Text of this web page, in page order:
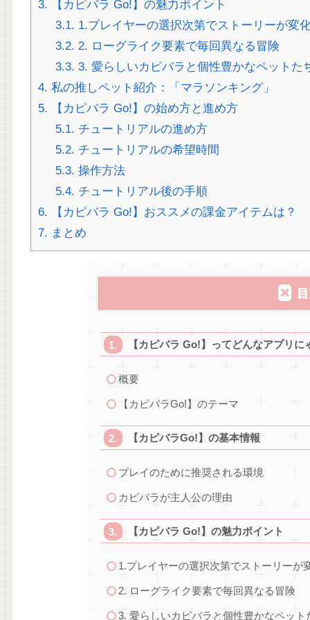
3. 【カピバラ Go!】の魅力ポイント
3.1. 1.プレイヤーの選択次第でストーリーが変
3.2. 2. ローグライク要素で毎回異なる冒険
3.3. 3. 愛らしいカピバラと個性豊かなペットた
4. 私の推しペット紹介：「マラソンキング」
5. 【カピバラ Go!】の始め方と進め方
5.1. チュートリアルの進め方
5.2. チュートリアルの希望時間
5.3. 操作方法
5.4. チュートリアル後の手順
6. 【カピバラ Go!】おススメの課金アイテムは？
7. まとめ
【カピバラ Go!】ってどんなアプリに
概要
【カピバラGo!】のテーマ
【カピバラGo!】の基本情報
プレイのために推奨される環境
カピバラが主人公の理由
【カピバラ Go!】の魅力ポイント
1.プレイヤーの選択次第でストーリーが
2. ローグライク要素で毎回異なる冒険
3. 愛らしいカピバラと個性豊かなペット